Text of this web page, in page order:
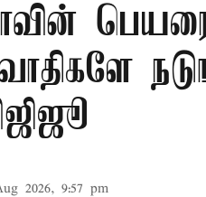
2026, 9:57 pm